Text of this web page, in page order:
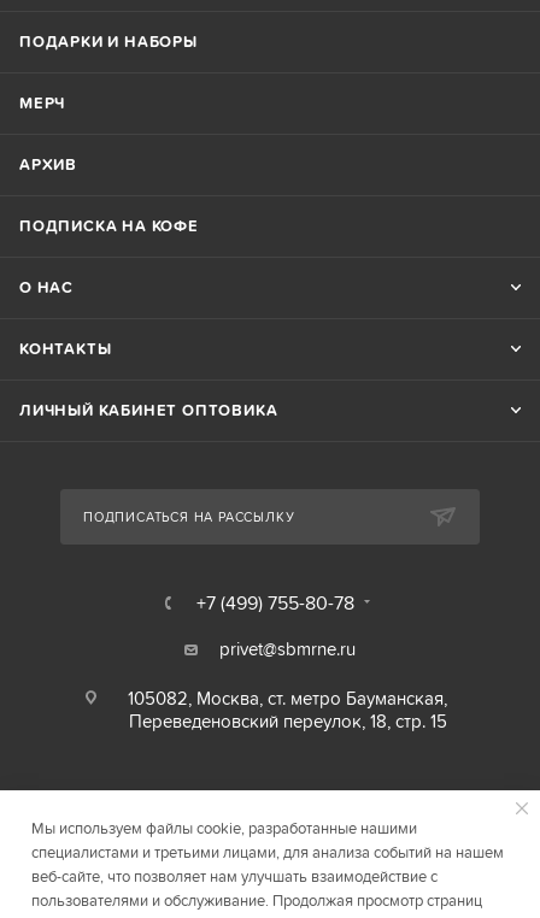
ПОДАРКИ И НАБОРЫ
МЕРЧ
АРХИВ
ПОДПИСКА НА КОФЕ
О НАС
КОНТАКТЫ
ЛИЧНЫЙ КАБИНЕТ ОПТОВИКА
ПОДПИСАТЬСЯ НА РАССЫЛКУ
+7 (499) 755-80-78
privet@sbmrne.ru
105082, Москва, ст. метро Бауманская,
Переведеновский переулок, 18, стр. 15
Мы используем файлы cookie, разработанные нашими
специалистами и третьими лицами, для анализа событий на нашем
веб-сайте, что позволяет нам улучшать взаимодействие с
пользователями и обслуживание. Продолжая просмотр страниц